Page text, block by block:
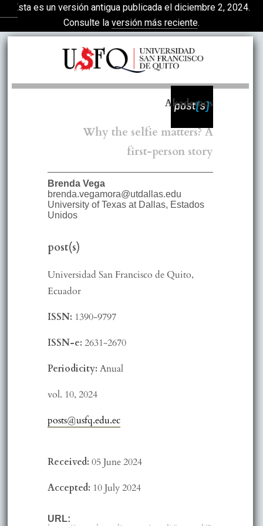
Volver a los detalles del artículo
Esta es un versión antigua publicada el diciembre 2, 2024.
Consulte la versión más reciente.